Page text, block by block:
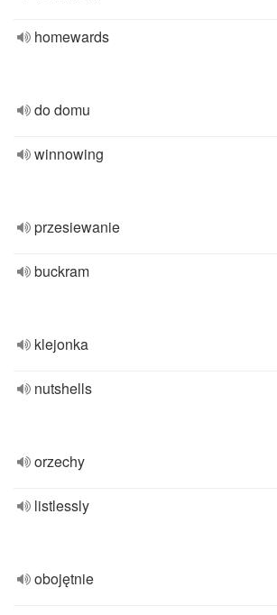
homewards
do domu
winnowing
przesiewanie
buckram
klejonka
nutshells
orzechy
listlessly
obojętnie